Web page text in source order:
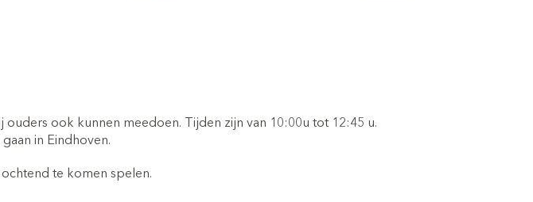
ook kunnen meedoen. Tijden zijn van 10:00u tot 12:45 u.
in Eindhoven.
te komen spelen.
Inschrijven buitenschoole
opvang